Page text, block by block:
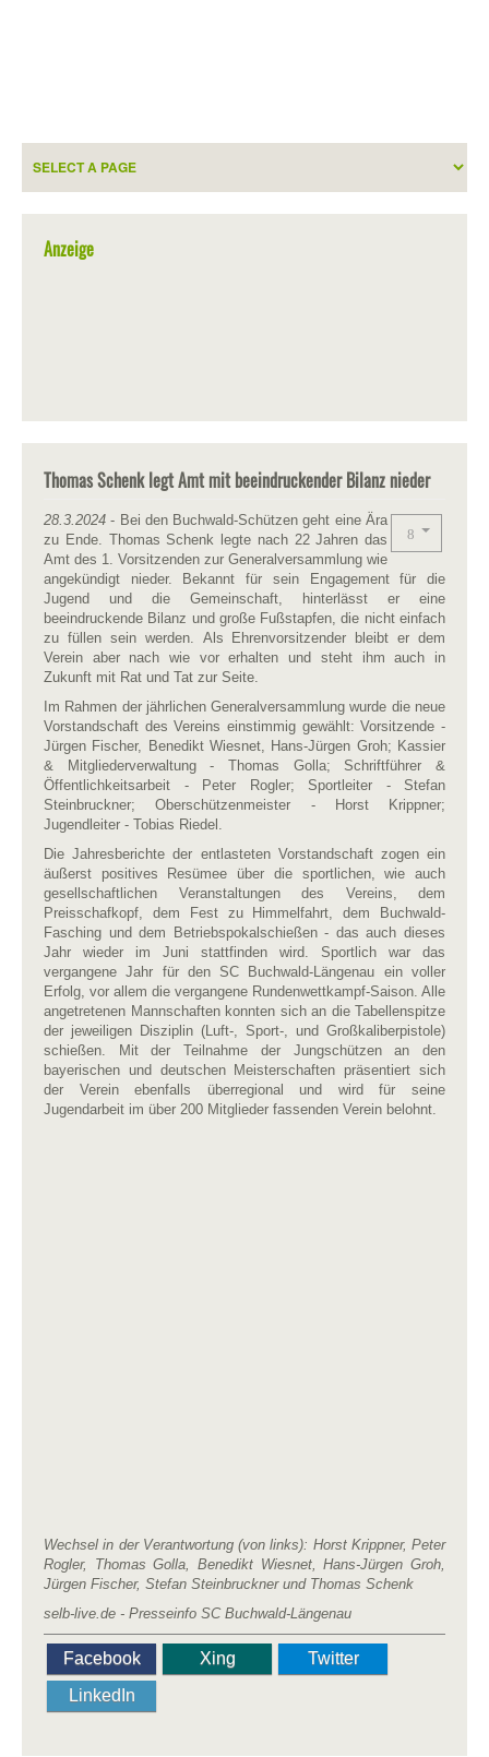
Anzeige
Thomas Schenk legt Amt mit beeindruckender Bilanz nieder
28.3.2024 - Bei den Buchwald-Schützen geht eine Ära
zu Ende. Thomas Schenk legte nach 22 Jahren das
Amt des 1. Vorsitzenden zur Generalversammlung wie
angekündigt nieder. Bekannt für sein Engagement für die
Jugend und die Gemeinschaft, hinterlässt er eine
beeindruckende Bilanz und große Fußstapfen, die nicht einfach
zu füllen sein werden. Als Ehrenvorsitzender bleibt er dem
Verein aber nach wie vor erhalten und steht ihm auch in
Zukunft mit Rat und Tat zur Seite.
Im Rahmen der jährlichen Generalversammlung wurde die neue
Vorstandschaft des Vereins einstimmig gewählt: Vorsitzende -
Jürgen Fischer, Benedikt Wiesnet, Hans-Jürgen Groh; Kassier
& Mitgliederverwaltung - Thomas Golla; Schriftführer &
Öffentlichkeitsarbeit - Peter Rogler; Sportleiter - Stefan
Steinbruckner; Oberschützenmeister - Horst Krippner;
Jugendleiter - Tobias Riedel.
Die Jahresberichte der entlasteten Vorstandschaft zogen ein
äußerst positives Resümee über die sportlichen, wie auch
gesellschaftlichen Veranstaltungen des Vereins, dem
Preisschafkopf, dem Fest zu Himmelfahrt, dem Buchwald-
Fasching und dem Betriebspokalschießen - das auch dieses
Jahr wieder im Juni stattfinden wird. Sportlich war das
vergangene Jahr für den SC Buchwald-Längenau ein voller
Erfolg, vor allem die vergangene Rundenwettkampf-Saison. Alle
angetretenen Mannschaften konnten sich an die Tabellenspitze
der jeweiligen Disziplin (Luft-, Sport-, und Großkaliberpistole)
schießen. Mit der Teilnahme der Jungschützen an den
bayerischen und deutschen Meisterschaften präsentiert sich
der Verein ebenfalls überregional und wird für seine
Jugendarbeit im über 200 Mitglieder fassenden Verein belohnt.
Wechsel in der Verantwortung (von links): Horst Krippner, Peter
Rogler, Thomas Golla, Benedikt Wiesnet, Hans-Jürgen Groh,
Jürgen Fischer, Stefan Steinbruckner und Thomas Schenk
selb-live.de - Presseinfo SC Buchwald-Längenau
Facebook Xing
Twitter
LinkedIn